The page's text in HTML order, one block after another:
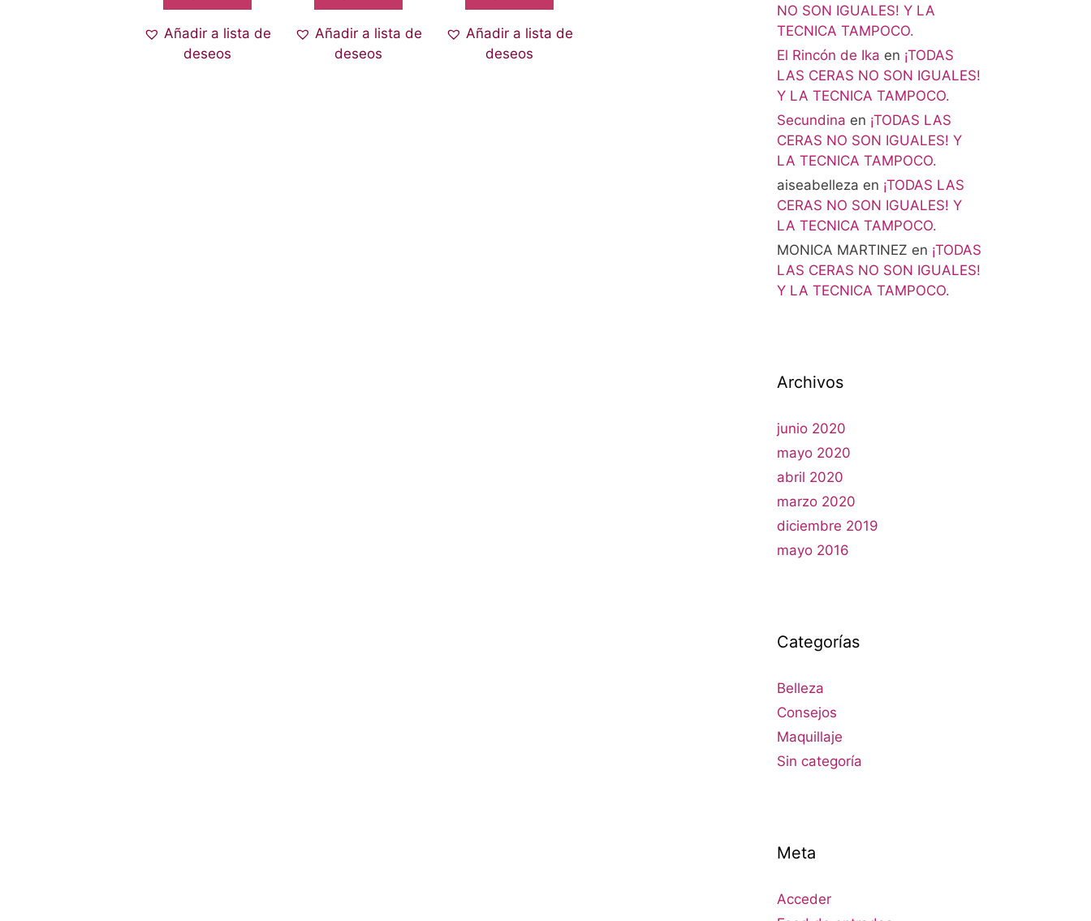
Añadir a lista de
deseos
Añadir a lista de
deseos
Añadir a lista de
deseos
NO SON IGUALES! Y LA
TECNICA TAMPOCO.
El Rincón de Ika en ¡TODAS
LAS CERAS NO SON IGUALES!
Y LA TECNICA TAMPOCO.
Secundina en ¡TODAS LAS
CERAS NO SON IGUALES! Y
LA TECNICA TAMPOCO.
aiseabelleza en ¡TODAS LAS
CERAS NO SON IGUALES! Y
LA TECNICA TAMPOCO.
MONICA MARTINEZ en ¡TODAS
LAS CERAS NO SON IGUALES!
Y LA TECNICA TAMPOCO.
Archivos
junio 2020
mayo 2020
abril 2020
marzo 2020
diciembre 2019
mayo 2016
Categorías
Belleza
Consejos
Maquillaje
Sin categoría
Meta
Acceder